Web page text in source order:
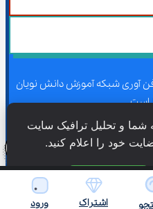
آوری شبکه آموزش دانش نویان
است.
شبکه آموزش دانش نویان
اشتراک ورود
تجربه شما و تحلیل ترافیک سایت
پذیرش همه